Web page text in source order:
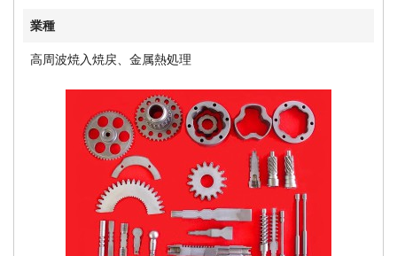
業種
高周波焼入焼戻、金属熱処理